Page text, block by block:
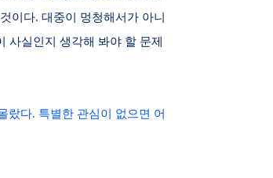
이다. 대중이 멍청해서가 아니
사실인지 생각해 봐야 할 문제
랐다. 특별한 관심이 없으면 어